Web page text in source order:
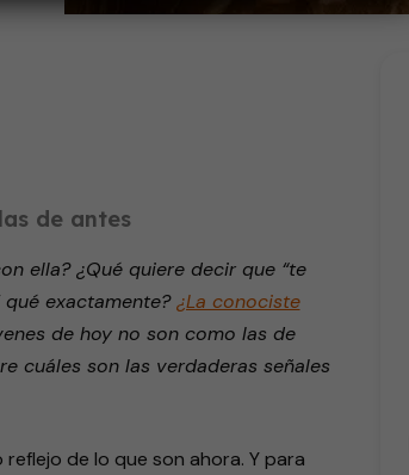
de antes
ella? ¿Qué quiere decir que “te
qué exactamente?¿La conociste
de hoy no son como las de
cuáles son las verdaderas señales
de lo que son ahora. Y para